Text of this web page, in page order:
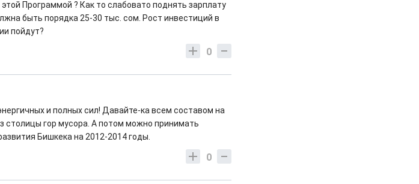
Программой ? Как то слабовато поднять зарплату
быть порядка 25-30 тыс. сом. Рост инвестиций в
пойдут?
0
и полных сил! Давайте-ка всем составом на
столицы гор мусора. А потом можно принимать
Бишкека на 2012-2014 годы.
0